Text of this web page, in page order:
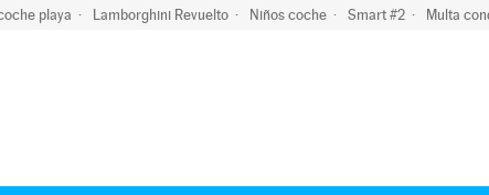
playa Lamborghini Revuelto Niños coche Smart #2 Multa